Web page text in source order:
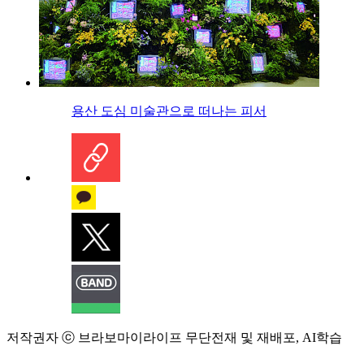
용산 도심 미술관으로 떠나는 피서
저작권자 ⓒ 브라보마이라이프 무단전재 및 재배포, AI학습